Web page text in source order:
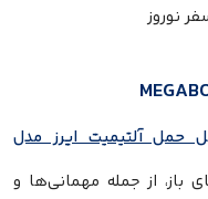
حمل آلتیمیت ایرز مدل
باز، از جمله مهمانی‌ها و